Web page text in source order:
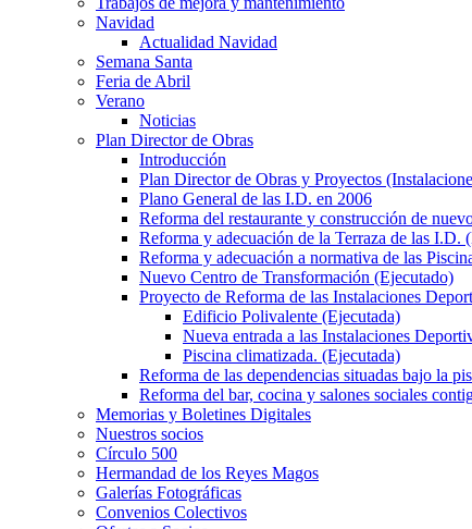
Navidad
Actualidad Navidad
Semana Santa
Feria de Abril
Verano
Noticias
Plan Director de Obras
Introducción
Plan Director de Obras y Proyectos
Plano General de las I.D. en 2006
Reforma del restaurante y construcción de
Reforma y adecuación de la Terraza de las I.D.
Reforma y adecuación a normativa de las
Nuevo Centro de Transformación (Ejecutado)
Proyecto de Reforma de las Instalaciones
Edificio Polivalente (Ejecutada)
Nueva entrada a las Instalaciones
Piscina climatizada. (Ejecutada)
Reforma de las dependencias situadas bajo la
Reforma del bar, cocina y salones sociales
Memorias y Boletines Digitales
Nuestros socios
Círculo 500
Hermandad de los Reyes Magos
Galerías Fotográficas
Convenios Colectivos